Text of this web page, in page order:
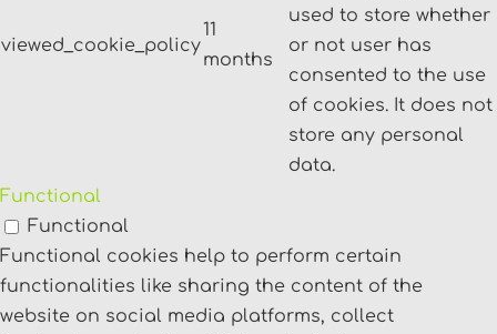
viewed_cookie_policy
11
months
used to store whether
or not user has
consented to the use
of cookies. It does not
store any personal
data.
Functional
Functional
Functional cookies help to perform certain
functionalities like sharing the content of the
website on social media platforms, collect